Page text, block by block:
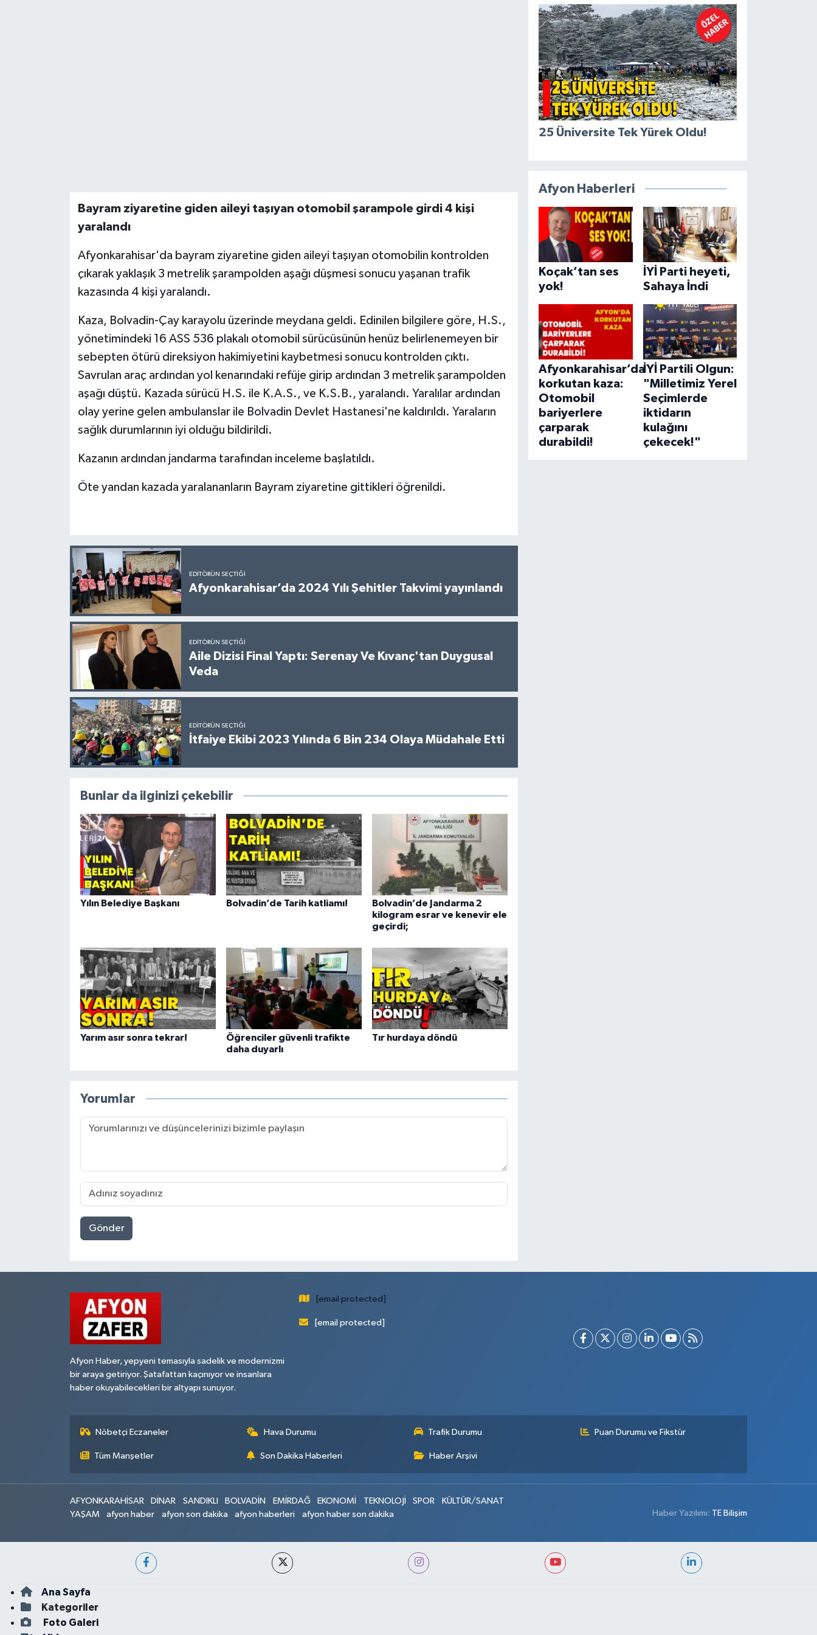
Bayram ziyaretine giden aileyi taşıyan otomobil şarampole girdi 4 kişi
yaralandı
Afyonkarahisar'da bayram ziyaretine giden aileyi taşıyan otomobilin kontrolden
çıkarak yaklaşık 3 metrelik şarampolden aşağı düşmesi sonucu yaşanan trafik
kazasında 4 kişi yaralandı.
Kaza, Bolvadin-Çay karayolu üzerinde meydana geldi. Edinilen bilgilere göre, H.S.,
yönetimindeki 16 ASS 536 plakalı otomobil sürücüsünün henüz belirlenemeyen bir
sebepten ötürü direksiyon hakimiyetini kaybetmesi sonucu kontrolden çıktı.
Savrulan araç ardından yol kenarındaki refüje girip ardından 3 metrelik şarampolden
aşağı düştü. Kazada sürücü H.S. ile K.A.S., ve K.S.B., yaralandı. Yaralılar ardından
olay yerine gelen ambulanslar ile Bolvadin Devlet Hastanesi'ne kaldırıldı. Yaraların
sağlık durumlarının iyi olduğu bildirildi.
Kazanın ardından jandarma tarafından inceleme başlatıldı.
Öte yandan kazada yaralananların Bayram ziyaretine gittikleri öğrenildi.
EDITÖRÜN SEÇTIĞI
Afyonkarahisar’da 2024 Yılı Şehitler Takvimi yayınlandı
EDITÖRÜN SEÇTIĞI
Aile Dizisi Final Yaptı: Serenay Ve Kıvanç'tan Duygusal
Veda
EDITÖRÜN SEÇTIĞI
İtfaiye Ekibi 2023 Yılında 6 Bin 234 Olaya Müdahale Etti
Bunlar da ilginizi çekebilir
Yılın Belediye Başkanı Bolvadin’de Tarih katliamı!
Bolvadin’de Jandarma 2
kilogram esrar ve kenevir ele
geçirdi;
Yarım asır sonra tekrar!
Öğrenciler güvenli trafikte
daha duyarlı
Tır hurdaya döndü
Yorumlar
Gönder
25 Üniversite Tek Yürek Oldu!
Afyon Haberleri
Koçak’tan ses
yok!
İYİ Parti heyeti,
Sahaya İndi
Afyonkarahisar’da
korkutan kaza:
Otomobil
bariyerlere
çarparak
durabildi!
İYİ Partili Olgun:
"Milletimiz Yerel
Seçimlerde
iktidarın
kulağını
çekecek!"
Afyon Haber, yepyeni temasıyla sadelik ve modernizmi
bir araya getiriyor. Şatafattan kaçınıyor ve insanlara
haber okuyabilecekleri bir altyapı sunuyor.
[email protected]
[email protected]
Nöbetçi Eczaneler Hava Durumu Trafik Durumu Puan Durumu ve Fikstür
Tüm Manşetler Son Dakika Haberleri Haber Arşivi
AFYONKARAHİSAR DİNAR SANDIKLI BOLVADİN EMİRDAĞ EKONOMİ TEKNOLOJİ SPOR
KÜLTÜR/SANAT
YAŞAM
afyon haber afyon son dakika afyon haberleri afyon haber son dakika Haber Yazılımı: TE Bilişim
Ana Sayfa
Kategoriler
Foto Galeri